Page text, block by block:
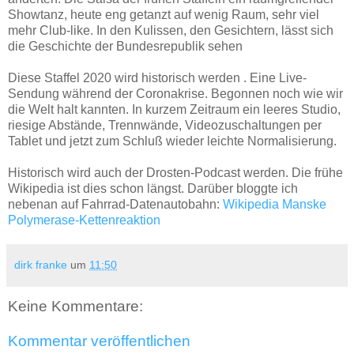
Showtanz, heute eng getanzt auf wenig Raum, sehr viel
mehr Club-like. In den Kulissen, den Gesichtern, lässt sich
die Geschichte der Bundesrepublik sehen
Diese Staffel 2020 wird historisch werden . Eine Live-
Sendung während der Coronakrise. Begonnen noch wie wir
die Welt halt kannten. In kurzem Zeitraum ein leeres Studio,
riesige Abstände, Trennwände, Videozuschaltungen per
Tablet und jetzt zum Schluß wieder leichte Normalisierung.
Historisch wird auch der Drosten-Podcast werden. Die frühe
Wikipedia ist dies schon längst. Darüber bloggte ich
nebenan auf Fahrrad-Datenautobahn: Wikipedia Manske
Polymerase-Kettenreaktion
dirk franke um 11:50
Keine Kommentare:
Kommentar veröffentlichen